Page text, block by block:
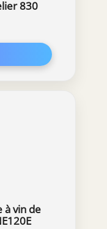
830
Gaz
à vin de